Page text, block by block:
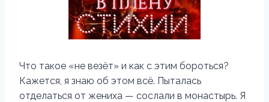
Что такое «не везёт» и как с этим бороться?
Кажется, я знаю об этом всё. Пыталась
отделаться от жениха — сослали в монастырь. Я